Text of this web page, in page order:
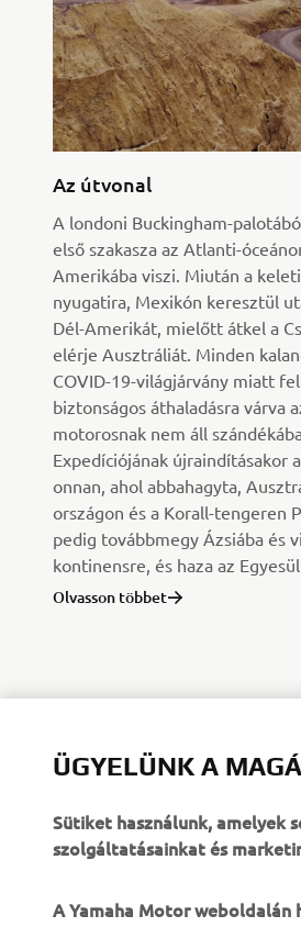
Az útvonal
A londoni Buckingham-
első szakasza az Atlanti-
Amerikába viszi. Miután a
nyugatira, Mexikón keresztül
Dél-Amerikát, mielőtt átkel a
elérje Ausztráliát. Minden
COVID-19-világjárvány miatt
biztonságos áthaladásra várva
motorosnak nem áll
Expedíciójának újraindításakor
onnan, ahol abbahagyta,
országon és a Korall-tengeren
pedig továbbmegy Ázsiába és
kontinensre, és haza az
Olvasson többet
ÜGYELÜNK A
Sütiket használunk, amelyek
szolgáltatásainkat és
A Yamaha Motor weboldalán